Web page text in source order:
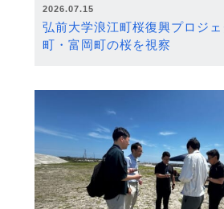
2026.07.15
弘前大学浪江町桜復興プロジ
町・富岡町の桜を視察